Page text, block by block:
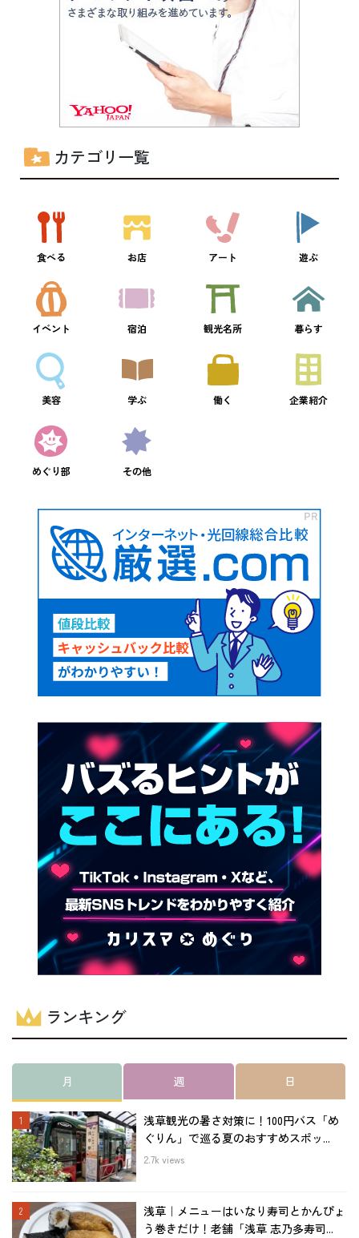
カテゴリ一覧
食べる お店 アート 遊ぶ
イベント 宿泊 観光名所 暮らす
美容 学ぶ 働く 企業紹介
めぐり部 その他
ランキング
月 週 日
浅草観光の暑さ対策に！100円バス「め
ぐりん」で巡る夏のおすすめスポッ...
2.7k views
浅草｜メニューはいなり寿司とかんぴょ
う巻きだけ！老舗「浅草 志乃多寿司...